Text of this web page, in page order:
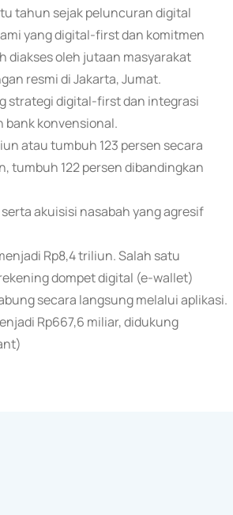
tahun sejak peluncuran digital
yang digital-first dan komitmen
diakses oleh jutaan masyarakat
resmi di Jakarta, Jumat.
strategi digital-first dan integrasi
bank konvensional.
atau tumbuh 123 persen secara
tumbuh 122 persen dibandingkan
akuisisi nasabah yang agresif
Rp8,4 triliun. Salah satu
dompet digital (e-wallet)
secara langsung melalui aplikasi.
Rp667,6 miliar, didukung